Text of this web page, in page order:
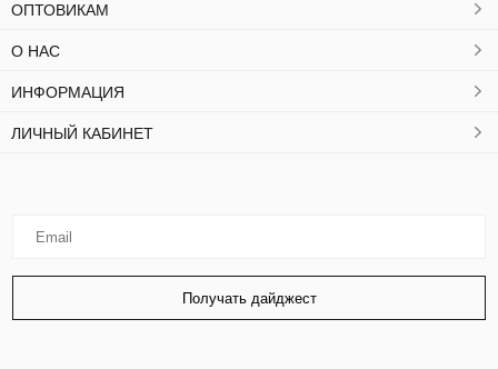
ОПТОВИКАМ
О НАС
ИНФОРМАЦИЯ
ЛИЧНЫЙ КАБИНЕТ